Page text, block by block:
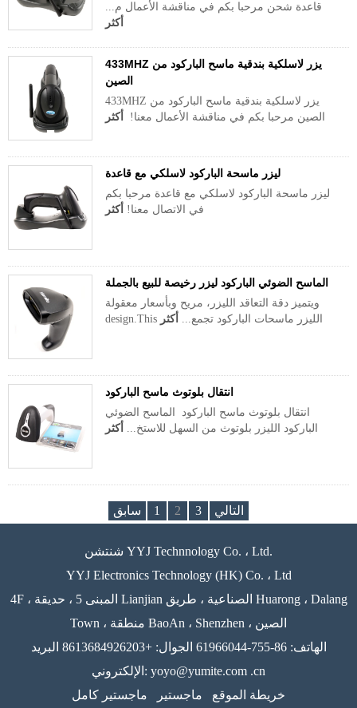
قاعدة شحن مرحبا بكم في مناقشة الأعمال م...
أكثر
433MHZ يزر لاسلكية بندقية ماسح الباركود من
الصين
433MHZ يزر لاسلكية بندقية ماسح الباركود من
الصين مرحبا بكم في مناقشة الأعمال معنا!
أكثر
ليزر ماسحة الباركود لاسلكي مع قاعدة
ليزر ماسحة الباركود لاسلكي مع قاعدة مرحبا بكم
في الاتصال معنا! أكثر
الماسح الضوئي الباركود ليزر رخيصة للبيع بالجملة
ويتميز دقة التعاقد الليزر، مريح وبأسعار معقولة
design.This الليزر ماسحات الباركود تجمع... أكثر
انتقال بلوتوث ماسح الباركود
انتقال بلوتوث ماسح الباركود الماسح الضوئي
الباركود الليزر بلوتوث من السهل للاستخ... أكثر
سابق 1 2 3 التالي
شنتشن YYJ Technnology Co. ، Ltd.
YYJ Electronics Technology (HK) Co. ، Ltd
4F ، المبنى 5 ، حديقة Lianjian الصناعية ، طريق Huarong ، Dalang
Town ، منطقة BaoAn ، Shenzhen ، الصين
الهاتف: 86-755-61966044 الجوال: +8613684926203 البريد
الإلكتروني: yoyo@yumite.com .cn
خريطة الموقع
ماجستير ماجستير كامل